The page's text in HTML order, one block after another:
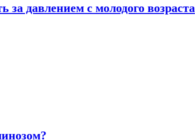
за давлением с молодого возраста